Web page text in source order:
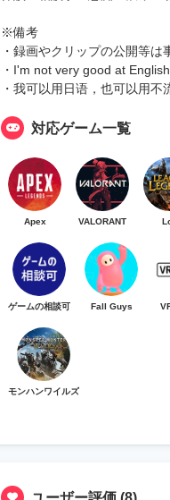
※備考
・録画やクリップの公開等は
・I'm not very good at
・我可以用日语，也可以用不
対応ゲーム一覧
Apex VALORANT
ゲームの相談可 Fall Guys
モンハンワイルズ